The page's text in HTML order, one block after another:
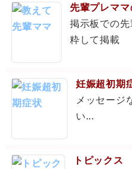
先輩プレマ
掲示板での
粋して掲載
妊娠超初期
メッセージ
い...
トピックス